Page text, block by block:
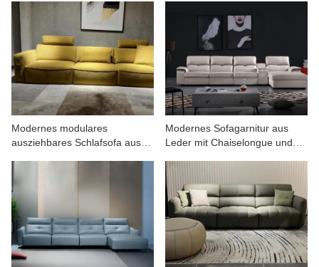
Modernes modulares
ausziehbares Schlafsofa aus
Modernes Sofagarnitur aus
Leder mit Chaiselongue und